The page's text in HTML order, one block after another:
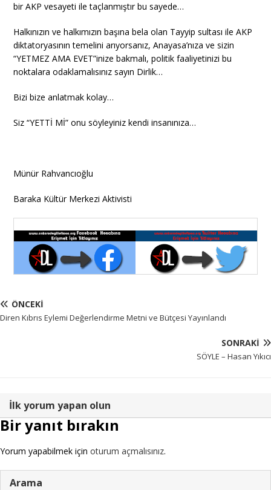
bir AKP vesayeti ile taçlanmıştır bu sayede…
Halkınızın ve halkımızın başına bela olan Tayyip sultası ile AKP
diktatoryasının temelini arıyorsanız, Anayasa’nıza ve sizin
“YETMEZ AMA EVET”inize bakmalı, politik faaliyetinizi bu
noktalara odaklamalısınız sayın Dirlik…
Bizi bize anlatmak kolay…
Siz “YETTİ Mİ” onu söyleyiniz kendi insanınıza…
Münür Rahvancıoğlu
Baraka Kültür Merkezi Aktivisti
ÖNCEKI
Diren Kıbrıs Eylemi Değerlendirme Metni ve Bütçesi Yayınlandı
SONRAKI
SÖYLE – Hasan Yıkıcı
İlk yorum yapan olun
Bir yanıt bırakın
Yorum yapabilmek için oturum açmalısınız.
Arama